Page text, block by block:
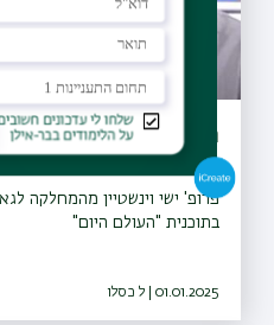
התפרצות הר הגעש
פרופ' ישי וינשטיין מהמחלקה
בתוכנית "העולם היום"
01.01.2025 | ל כסלו